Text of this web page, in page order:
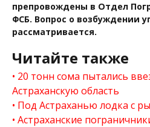
препровождены в Отдел
ФСБ. Вопрос о возбуждении
рассматривается.
Читайте также
20 тонн сома пытались
Астраханскую область
Под Астраханью лодка с
Астраханские